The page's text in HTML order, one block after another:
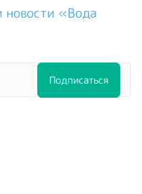
новости «Вода